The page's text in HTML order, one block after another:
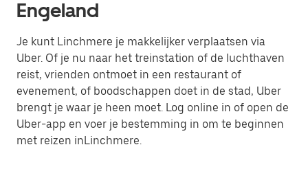
Engeland
Je kunt Linchmere je makkelijker verplaatsen via
Uber. Of je nu naar het treinstation of de luchthaven
reist, vrienden ontmoet in een restaurant of
evenement, of boodschappen doet in de stad, Uber
brengt je waar je heen moet. Log online in of open de
Uber-app en voer je bestemming in om te beginnen
met reizen inLinchmere.